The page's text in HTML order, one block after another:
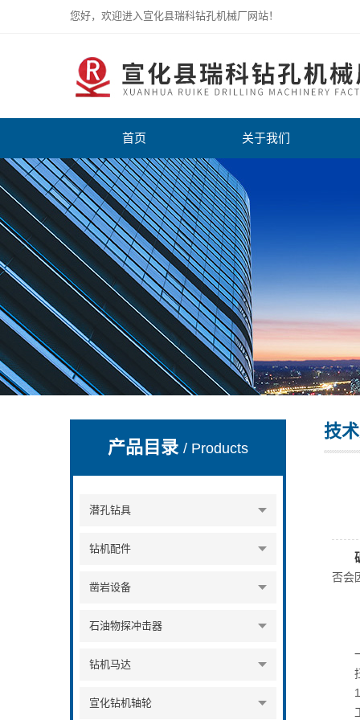
您好，欢迎进入宣化县瑞科钻孔机械厂网站！
宣化县瑞科钻孔机械厂
首页 关于我们
产品目录/ Products
潜孔钻具
钻机配件
凿岩设备
石油物探冲击器
钻机马达
宣化钻机轴轮
技
否会
一
扭
1.
工